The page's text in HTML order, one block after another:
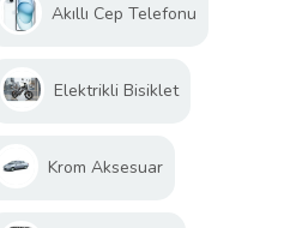
Akıllı Cep Telefonu
Elektrikli Bisiklet
Krom Aksesuar